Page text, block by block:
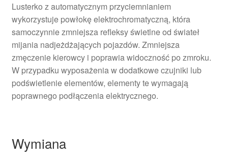
Lusterko z automatycznym przyciemnianiem
wykorzystuje powłokę elektrochromatyczną, która
samoczynnie zmniejsza refleksy świetlne od świateł
mijania nadjeżdżających pojazdów. Zmniejsza
zmęczenie kierowcy i poprawia widoczność po zmroku.
W przypadku wyposażenia w dodatkowe czujniki lub
podświetlenie elementów, elementy te wymagają
poprawnego podłączenia elektrycznego.
Wymiana